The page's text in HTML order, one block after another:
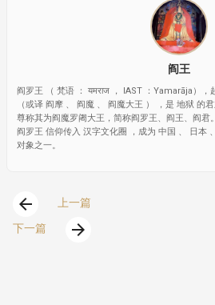
阎王
阎罗王 （ 梵语 ： यमराज ， IAST ：Yamarāja），
（或译 阎摩 、 阎魔 、 阎魔大王 ） ，是 地狱 的
尊称其为阎魔罗阇大王，简称阎罗王、阎王、阎君
阎罗王 信仰传入 汉字文化圈 ，成为 中国 、 日本
对象之一。
arrow_back
上一篇
下一篇
arrow_forward